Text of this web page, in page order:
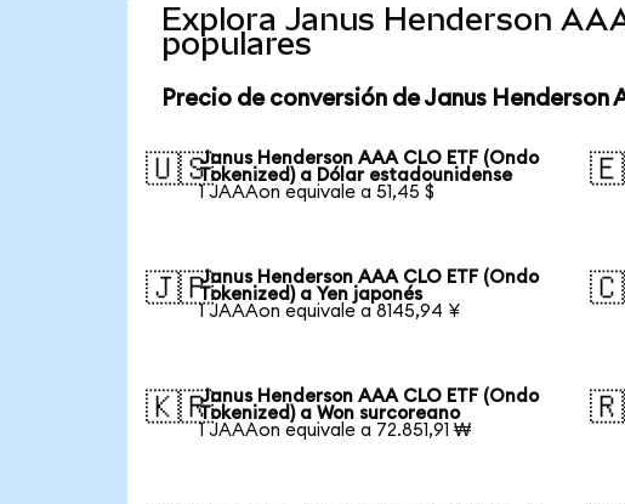
Explora Janus Henderson
populares
Precio de conversión de Janus Henderson
🇺🇸Janus Henderson AAA CLO ETF (Ondo
Tokenized) a Dólar estadounidense
1 JAAAon equivale a 51,45 $
🇯🇵Janus Henderson AAA CLO ETF (Ondo
Tokenized) a Yen japonés
1 JAAAon equivale a 8145,94 ¥
🇰🇷Janus Henderson AAA CLO ETF (Ondo
Tokenized) a Won surcoreano
1 JAAAon equivale a 72.851,91 ₩